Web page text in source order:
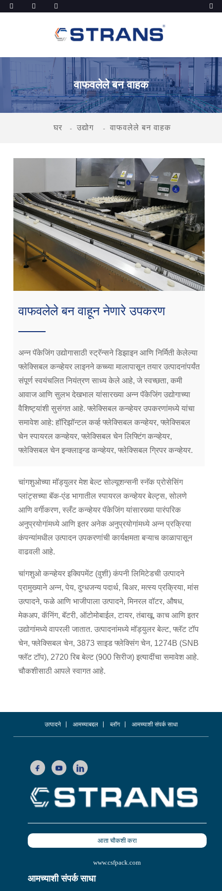
वाफवलेले बन वाहक
घर उद्योग वाफवलेले बन वाहक
वाफवलेले बन वाहून नेणारे उपकरण
अन्न पॅकेजिंग उद्योगासाठी स्ट्रॅन्सने डिझाइन आणि निर्मिती केलेल्या
फ्लेक्सिबल कन्व्हेयर लाइनने कच्च्या मालापासून तयार उत्पादनांपर्यंत
संपूर्ण स्वयंचलित नियंत्रण साध्य केले आहे, जे स्वच्छता, कमी
आवाज आणि सुलभ देखभाल यांसारख्या अन्न पॅकेजिंग उद्योगाच्या
वैशिष्ट्यांशी सुसंगत आहे. फ्लेक्सिबल कन्व्हेयर उपकरणांमध्ये यांचा
समावेश आहे: हॉरिझॉन्टल कर्व्ह फ्लेक्सिबल कन्व्हेयर, फ्लेक्सिबल
चेन स्पायरल कन्व्हेयर, फ्लेक्सिबल चेन लिफ्टिंग कन्व्हेयर,
फ्लेक्सिबल चेन इन्क्लाइन्ड कन्व्हेयर, फ्लेक्सिबल ग्रिपर कन्व्हेयर.
चांगशुओच्या मॉड्युलर मेश बेल्ट सोल्यूशन्सनी स्नॅक प्रोसेसिंग
प्लांट्सच्या बॅक-एंड भागातील स्पायरल कन्व्हेयर बेल्ट्स, सोलणे
आणि वर्गीकरण, स्लँट कन्व्हेयर पॅकेजिंग यांसारख्या पारंपरिक
अनुप्रयोगांमध्ये आणि इतर अनेक अनुप्रयोगांमध्ये अन्न प्रक्रिया
कंपन्यांमधील उत्पादन उपकरणांची कार्यक्षमता बऱ्याच काळापासून
वाढवली आहे.
चांगशुओ कन्व्हेयर इक्विपमेंट (वुशी) कंपनी लिमिटेडची उत्पादने
प्रामुख्याने अन्न, पेय, दुग्धजन्य पदार्थ, बिअर, मत्स्य प्रक्रिया, मांस
उत्पादने, फळे आणि भाजीपाला उत्पादने, मिनरल वॉटर, औषध,
मेकअप, कॅनिंग, बॅटरी, ऑटोमोबाईल, टायर, तंबाखू, काच आणि इतर
उद्योगांमध्ये वापरली जातात. उत्पादनांमध्ये मॉड्युलर बेल्ट, फ्लॅट टॉप
चेन, फ्लेक्सिबल चेन, 3873 साइड फ्लेक्सिंग चेन, 1274B (SNB
फ्लॅट टॉप), 2720 रिब बेल्ट (900 सिरीज) इत्यादींचा समावेश आहे.
चौकशीसाठी आपले स्वागत आहे.
उत्पादने आमच्याबद्दल ब्लॉग आमच्याशी संपर्क साधा
आता चौकशी करा
www.csfpack.com
आमच्याशी संपर्क साधा